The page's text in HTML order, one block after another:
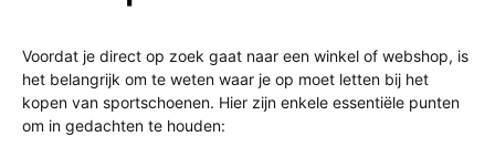
Voordat je direct op zoek gaat naar een winkel of webshop, is
het belangrijk om te weten waar je op moet letten bij het
kopen van sportschoenen. Hier zijn enkele essentiële punten
om in gedachten te houden: